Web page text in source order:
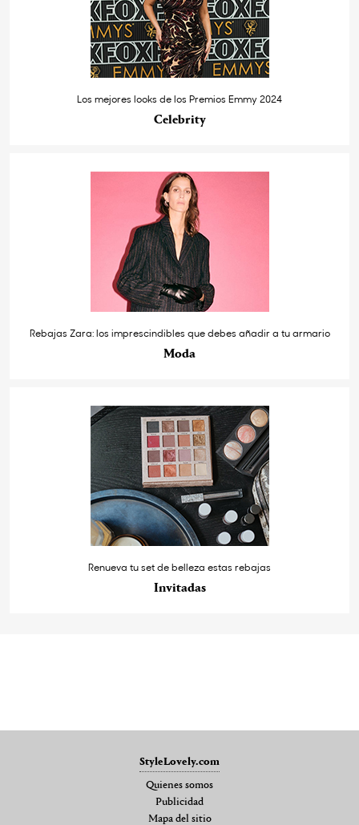
Los mejores looks de los Premios Emmy 2024
Celebrity
Rebajas Zara: los imprescindibles que debes añadir a tu armario
Moda
Renueva tu set de belleza estas rebajas
Invitadas
StyleLovely.com
Quienes somos
Publicidad
Mapa del sitio